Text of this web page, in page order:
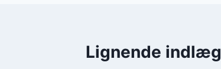
Lignende indlæg